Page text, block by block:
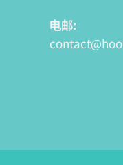
电邮: